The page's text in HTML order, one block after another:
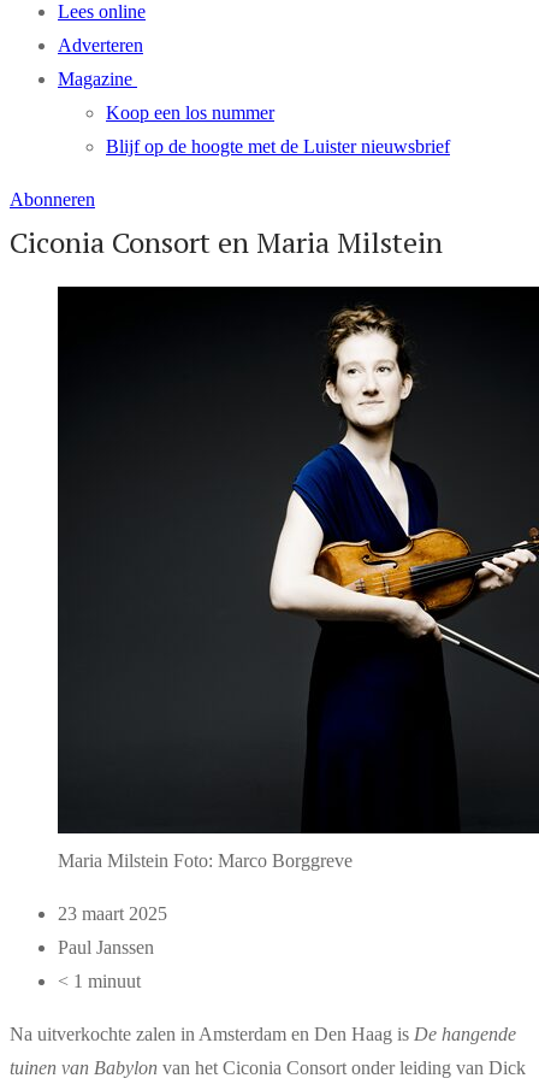
Lees online
Adverteren
Magazine
Koop een los nummer
Blijf op de hoogte met de Luister nieuwsbrief
Abonneren
Ciconia Consort en Maria Milstein
Maria Milstein Foto: Marco Borggreve
23 maart 2025
Paul Janssen
< 1 minuut
Na uitverkochte zalen in Amsterdam en Den Haag is De hangende
tuinen van Babylon van het Ciconia Consort onder leiding van Dick